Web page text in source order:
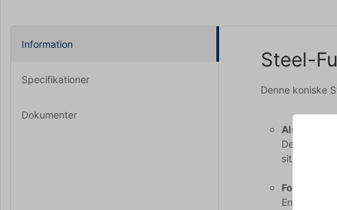
Information
Specifikationer
Dokumenter
Steel-
Denne koniske
Alsidig
Denne
sit solide
Form
En konisk